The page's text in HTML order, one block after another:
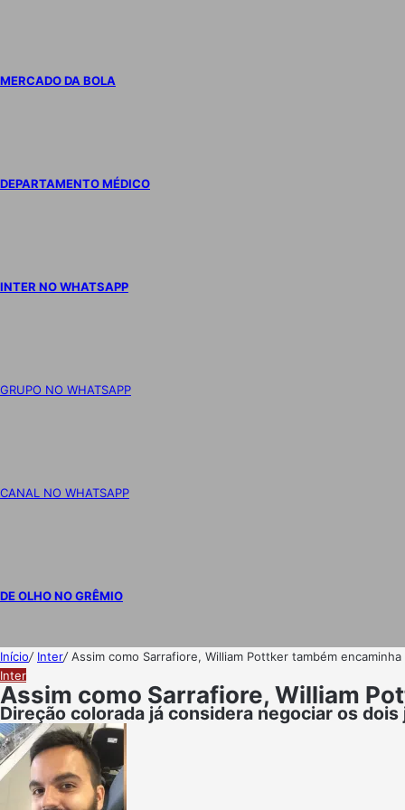
MERCADO DA BOLA
DEPARTAMENTO MÉDICO
INTER NO WHATSAPP
GRUPO NO WHATSAPP
CANAL NO WHATSAPP
DE OLHO NO GRÊMIO
Início/ Inter/Assim como Sarrafiore, William Pottker também
Inter
Assim como Sarrafiore, William
Direção colorada já considera negociar os